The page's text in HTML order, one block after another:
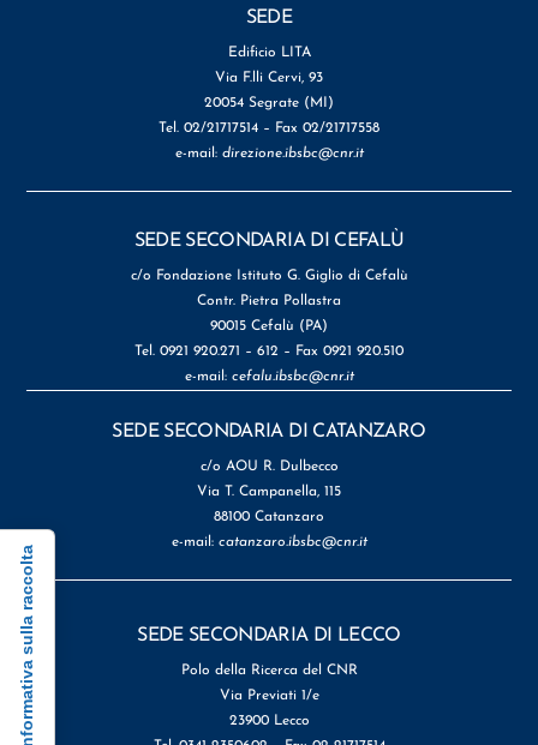
SEDE
Edificio LITA
Via F.lli Cervi, 93
20054 Segrate (MI)
Tel. 02/21717514 – Fax 02/21717558
e-mail: direzione.ibsbc@cnr.it
SEDE SECONDARIA DI CEFALÙ
c/o Fondazione Istituto G. Giglio di Cefalù
Contr. Pietra Pollastra
90015 Cefalù (PA)
Tel. 0921 920.271 – 612 – Fax 0921 920.510
e-mail: cefalu.ibsbc@cnr.it
SEDE SECONDARIA DI CATANZARO
c/o AOU R. Dulbecco
Via T. Campanella, 115
88100 Catanzaro
e-mail: catanzaro.ibsbc@cnr.it
SEDE SECONDARIA DI LECCO
Polo della Ricerca del CNR
Via Previati 1/e
23900 Lecco
Informativa sulla raccolta